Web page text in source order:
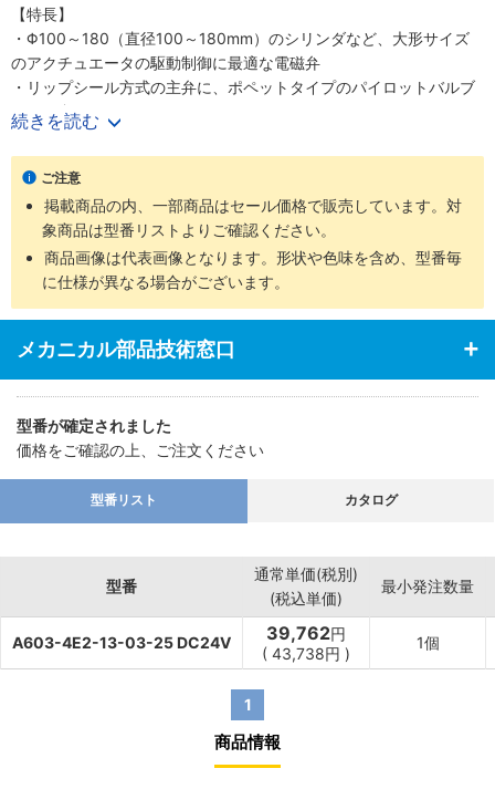
【特長】
・Φ100～180（直径100～180mm）のシリンダなど、大形サイズ
のアクチュエータの駆動制御に最適な電磁弁
・リップシール方式の主弁に、ポペットタイプのパイロットバルブ
を組み合わる
・大形サイズながら無給油、高信頼
【用途】
・あらゆる業界の空気圧機器や生産ラインに対応
続きを読む
ご注意
掲載商品の内、一部商品はセール価格で販売しています。対
象商品は型番リストよりご確認ください。
商品画像は代表画像となります。形状や色味を含め、型番毎
に仕様が異なる場合がございます。
メカニカル部品技術窓口
型番が確定されました
価格をご確認の上、ご注文ください
型番リスト カタログ
型番
通常単価(税別)
(税込単価)
最小発注数量
A603-4E2-13-03-25 DC24V 39,762円
( 43,738円 )
1個
1
商品情報